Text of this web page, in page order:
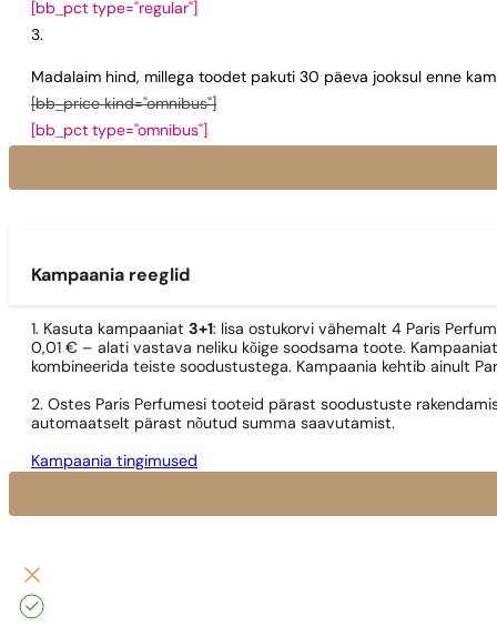
[bb_pct type="regular"]
Madalaim hind, millega toodet pakuti 30 päeva jooksul enne
[bb_price kind="omnibus"]
[bb_pct type="omnibus"]
Kampaania reeglid
1. Kasuta kampaaniat 3+1: lisa ostukorvi vähemalt 4 Paris
0,01 € – alati vastava neliku kõige soodsama toote.
kombineerida teiste soodustustega. Kampaania kehtib ainult
2. Ostes Paris Perfumesi tooteid pärast soodustuste
automaatselt pärast nõutud summa saavutamist.
Kampaania tingimused